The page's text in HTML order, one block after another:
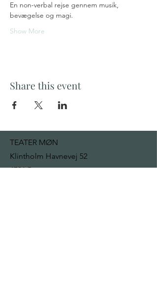
En non-verbal rejse gennem musik,
bevægelse og magi.
Show More
Share this event
TEATER MØN
Klintholm Havnevej 52
4791 Borre